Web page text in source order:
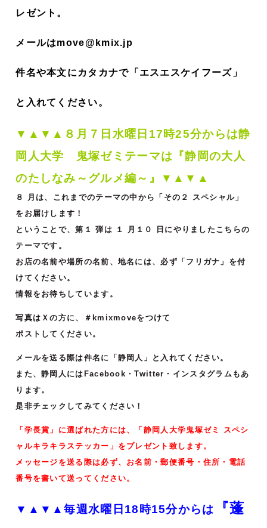
レゼント。
メールはmove@kmix.jp
件名や本文にカタカナで「エスエスケイフーズ」
と入れてください。
▼▲▼▲８ 月７ 日水曜日17時25分からは静
岡人大学 鬼塚ゼミ テーマは『静岡の大人
のたしなみ～グルメ編～』▼▲▼▲
８ 月は、これまでのテーマの中から「その２ スペシャル」
をお届けします！
ということで、第１ 弾は １ 月１０ 日にやりましたこちらの
テーマです。
お店の名前や場所の名前、地名には、必ず「フリガナ」を付
けてください。
情報をお待ちしています。
写真はＸの方に、＃kmixmoveをつけて
ポストしてください。
メールを送る際は件名に「静岡人」と入れてください。
また、静岡人にはFacebook・Twitter・インスタグラムもあ
ります。
是非チェックしてみてください！
「学長賞」に選ばれた方には、「静岡人大学鬼塚ゼミ スペシ
ャルキラキラステッカー」をプレゼント致します。
メッセージを送る際は必ず、お名前・郵便番号・住所・電話
番号を書いて送ってください。
▼▲▼▲毎週水曜日18時15分からは
『蓬